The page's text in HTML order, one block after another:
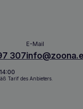
307
E-Mail
Tarif des Anbieters.